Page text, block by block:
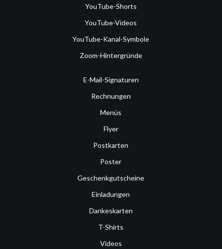
YouTube-Shorts
YouTube-Videos
YouTube-Kanal-Symbole
Zoom-Hintergründe
E-Mail-Signaturen
Rechnungen
Menüs
Flyer
Postkarten
Poster
Geschenkgutscheine
Einladungen
Dankeskarten
T-Shirts
Videos